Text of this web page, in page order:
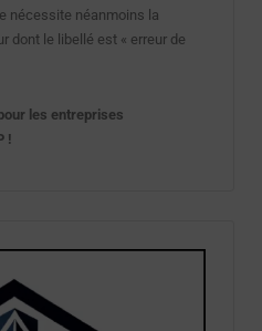
nécessite néanmoins la
dont le libellé est « erreur de
les entreprises
!